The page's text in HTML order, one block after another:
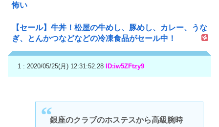
怖い
【セール】牛丼！松屋の牛めし、豚めし、カレー、うな
ぎ、とんかつなどなどの冷凍食品がセール中！
1 : 2020/05/25(月) 12:31:52.28 ID:iw5ZFtzy9
銀座のクラブのホステスから高級腕時